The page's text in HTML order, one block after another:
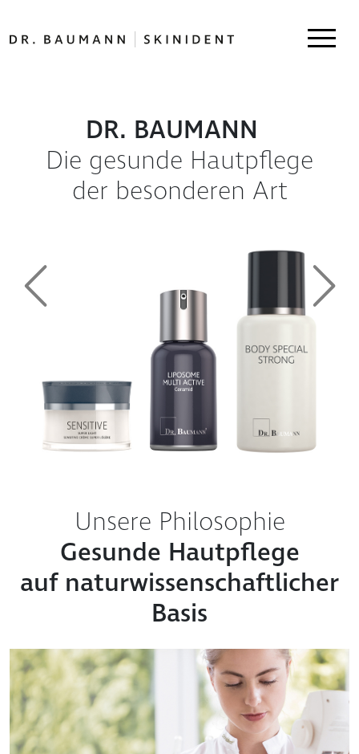
DR. BAUMANN
Die gesunde Hautpflege
der besonderen Art
Previous Next
Unsere Philosophie
Gesunde Hautpflege
auf naturwissenschaftlicher
Basis